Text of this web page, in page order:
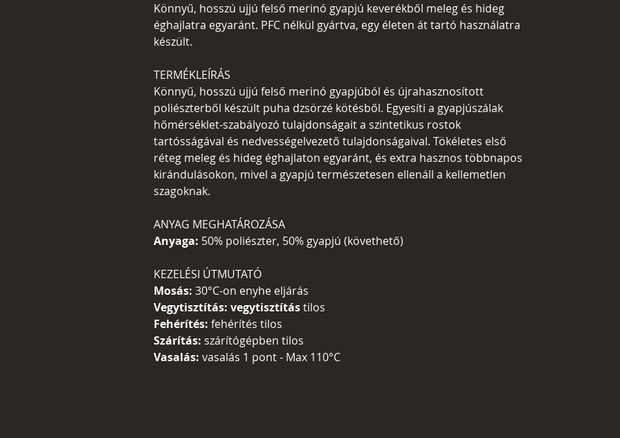
Könnyű, hosszú ujjú felső merinó gyapjú keverékből meleg és hideg
éghajlatra egyaránt. PFC nélkül gyártva, egy életen át tartó használatra
készült.
TERMÉKLEÍRÁS
Könnyű, hosszú ujjú felső merinó gyapjúból és újrahasznosított
poliészterből készült puha dzsörzé kötésből. Egyesíti a gyapjúszálak
hőmérséklet-szabályozó tulajdonságait a szintetikus rostok
tartósságával és nedvességelvezető tulajdonságaival. Tökéletes első
réteg meleg és hideg éghajlaton egyaránt, és extra hasznos többnapos
kirándulásokon, mivel a gyapjú természetesen ellenáll a kellemetlen
szagoknak.
ANYAG MEGHATÁROZÁSA
Anyaga: 50% poliészter, 50% gyapjú (követhető)
KEZELÉSI ÚTMUTATÓ
Mosás: 30°C-on enyhe eljárás
Vegytisztítás: vegytisztítástilos
Fehérítés: fehérítés tilos
Szárítás: szárítógépben tilos
Vasalás: vasalás 1 pont - Max 110°C